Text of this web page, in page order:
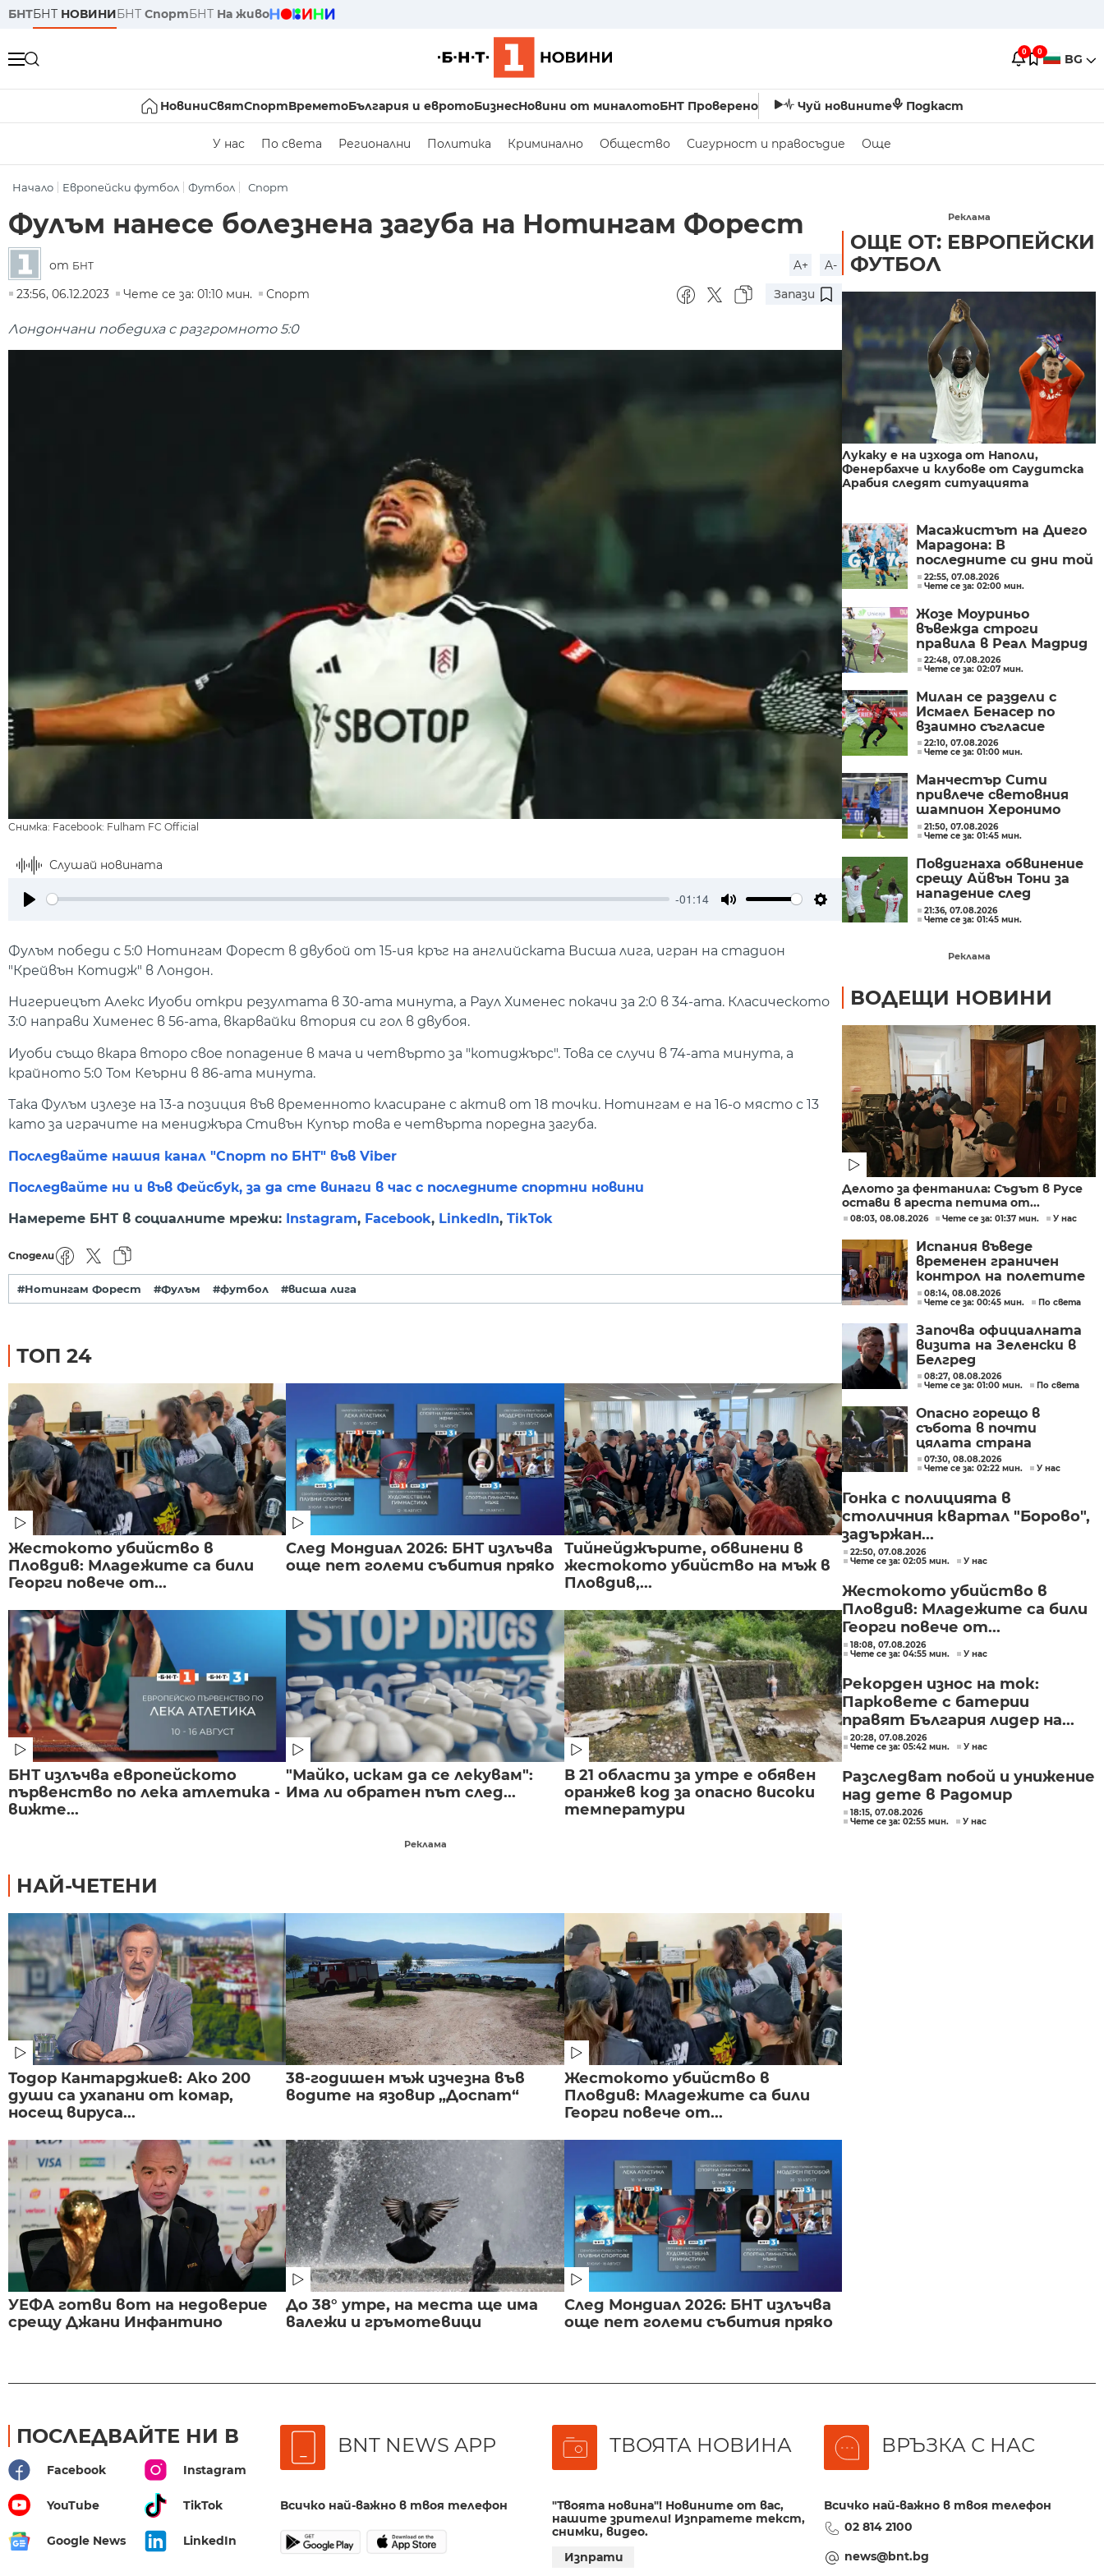
БНТБНТ НОВИНИБНТ СпортБНТ На живо
0 0 BG
НовиниСвятСпортВреметоБългария и евротоБизнесНовини от миналотоБНТ Проверено Чуй новините Подкаст
У нас По света Регионални Политика Криминално Общество Сигурност и правосъдие Още
Начало Европейски футбол Футбол Спорт
Фулъм нанесе болезнена загуба на Нотингам Форест
от БНТ A+
A-
23:56, 06.12.2023
Чете се за: 01:10 мин. Спорт Запази
Лондончани победиха с разгромното 5:0
Снимка: Facebook: Fulham FC Official
Слушай новината
-01:14
Settings
Фулъм победи с 5:0 Нотингам Форест в двубой от 15-ия кръг на английската Висша лига, игран на стадион
"Крейвън Котидж" в Лондон.
Нигериецът Алекс Иуоби откри резултата в 30-ата минута, а Раул Хименес покачи за 2:0 в 34-ата. Класическото
3:0 направи Хименес в 56-ата, вкарвайки втория си гол в двубоя.
Иуоби също вкара второ свое попадение в мача и четвърто за "котиджърс". Това се случи в 74-ата минута, а
крайното 5:0 Том Кеърни в 86-ата минута.
Така Фулъм излезе на 13-а позиция във временното класиране с актив от 18 точки. Нотингам е на 16-о място с 13
като за играчите на мениджъра Стивън Купър това е четвърта поредна загуба.
Последвайте нашия канал "Спорт по БНТ" във Viber
Последвайте ни и във Фейсбук, за да сте винаги в час с последните спортни новини
Намерете БНТ в социалните мрежи: Instagram, Facebook, LinkedIn, TikTok
Сподели
#Нотингам Форест #Фулъм #футбол #висша лига
ТОП 24
Жестокото убийство в
Пловдив: Младежите са били
Георги повече от...
След Мондиал 2026: БНТ излъчва
още пет големи събития пряко
Тийнейджърите, обвинени в
жестокото убийство на мъж в
Пловдив,...
БНТ излъчва европейското
първенство по лека атлетика -
вижте...
"Майко, искам да се лекувам":
Има ли обратен път след...
В 21 области за утре е обявен
оранжев код за опасно високи
температури
Реклама
НАЙ-ЧЕТЕНИ
Тодор Кантарджиев: Ако 200
души са ухапани от комар,
носещ вируса...
38-годишен мъж изчезна във
водите на язовир „Доспат“
Жестокото убийство в
Пловдив: Младежите са били
Георги повече от...
УЕФА готви вот на недоверие
срещу Джани Инфантино
До 38° утре, на места ще има
валежи и гръмотевици
След Мондиал 2026: БНТ излъчва
още пет големи събития пряко
Реклама
ОЩЕ ОТ: ЕВРОПЕЙСКИ
ФУТБОЛ
Лукаку е на изхода от Наполи,
Фенербахче и клубове от Саудитска
Арабия следят ситуацията
Масажистът на Диего
Марадона: В
последните си дни той
беше прикован към
леглото и се беше
22:55, 07.08.2026
Чете се за: 02:00 мин.
Жозе Моуриньо
въвежда строги
правила в Реал Мадрид
22:48, 07.08.2026
Чете се за: 02:07 мин.
Милан се раздели с
Исмаел Бенасер по
взаимно съгласие
22:10, 07.08.2026
Чете се за: 01:00 мин.
Манчестър Сити
привлече световния
шампион Херонимо
Рули
21:50, 07.08.2026
Чете се за: 01:45 мин.
Повдигнаха обвинение
срещу Айвън Тони за
нападение след
инцидент в нощен клуб
21:36, 07.08.2026
Чете се за: 01:45 мин.
Реклама
ВОДЕЩИ НОВИНИ
Делото за фентанила: Съдът в Русе
остави в ареста петима от...
08:03, 08.08.2026 Чете се за: 01:37 мин. У нас
Испания въведе
временен граничен
контрол на полетите
и корабите
пристигащи от
Италия
08:14, 08.08.2026
Чете се за: 00:45 мин.
По света
Започва официалната
визита на Зеленски в
Белгред
08:27, 08.08.2026
Чете се за: 01:00 мин.
По света
Опасно горещо в
събота в почти
цялата страна
07:30, 08.08.2026
Чете се за: 02:22 мин.
У нас
Гонка с полицията в
столичния квартал "Борово",
задържан...
22:50, 07.08.2026
Чете се за: 02:05 мин.
У нас
Жестокото убийство в
Пловдив: Младежите са били
Георги повече от...
18:08, 07.08.2026
Чете се за: 04:55 мин.
У нас
Рекорден износ на ток:
Парковете с батерии
правят България лидер на...
20:28, 07.08.2026
Чете се за: 05:42 мин.
У нас
Разследват побой и унижение
над дете в Радомир
18:15, 07.08.2026
Чете се за: 02:55 мин.
У нас
ПОСЛЕДВАЙТЕ НИ В
Facebook Instagram
YouTube TikTok
Google News LinkedIn
BNT NEWS APP
Всичко най-важно в твоя телефон
ТВОЯТА НОВИНА
"Твоята новина"! Новините от вас,
нашите зрители! Изпратете текст,
снимки, видео.
Изпрати
ВРЪЗКА С НАС
Всичко най-важно в твоя телефон
02 814 2100
news@bnt.bg